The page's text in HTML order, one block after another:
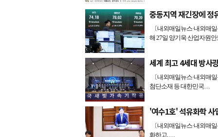
중동지역 재긴장에 정
〔내외매일뉴스·내외매
해 27일 양기욱 산업자원
세계 최고 4세대 방사
〔내외매일뉴스·내외매
첨단소재 등 대한민국…
'여수1호' 석유화학
〔내외매일뉴스·내외매
화하고, …